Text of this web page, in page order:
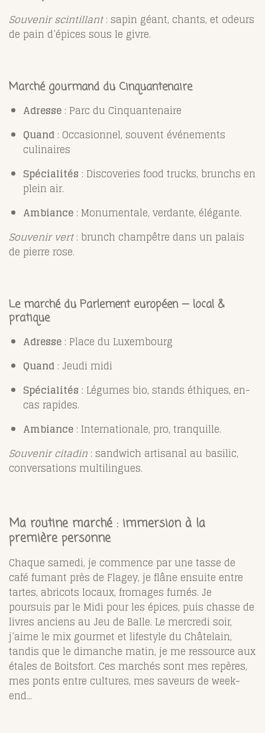
Souvenir scintillant: sapin géant, chants, et odeurs
de pain d’épices sous le givre.
Marché gourmand du Cinquantenaire
Adresse : Parc du Cinquantenaire
Quand : Occasionnel, souvent événements
culinaires
Spécialités : Discoveries food trucks, brunchs en
plein air.
Ambiance : Monumentale, verdante, élégante.
Souvenir vert: brunch champêtre dans un palais
de pierre rose.
Le marché du Parlement européen — local &
pratique
Adresse : Place du Luxembourg
Quand : Jeudi midi
Spécialités : Légumes bio, stands éthiques, en-
cas rapides.
Ambiance : Internationale, pro, tranquille.
Souvenir citadin : sandwich artisanal au basilic,
conversations multilingues.
Ma routine marché : immersion à la
première personne
Chaque samedi, je commence par une tasse de
café fumant près de Flagey, je flâne ensuite entre
tartes, abricots locaux, fromages fumés. Je
poursuis par le Midi pour les épices, puis chasse de
livres anciens au Jeu de Balle. Le mercredi soir,
j’aime le mix gourmet et lifestyle du Châtelain,
tandis que le dimanche matin, je me ressource aux
étales de Boitsfort. Ces marchés sont mes repères,
mes ponts entre cultures, mes saveurs de week-
end...